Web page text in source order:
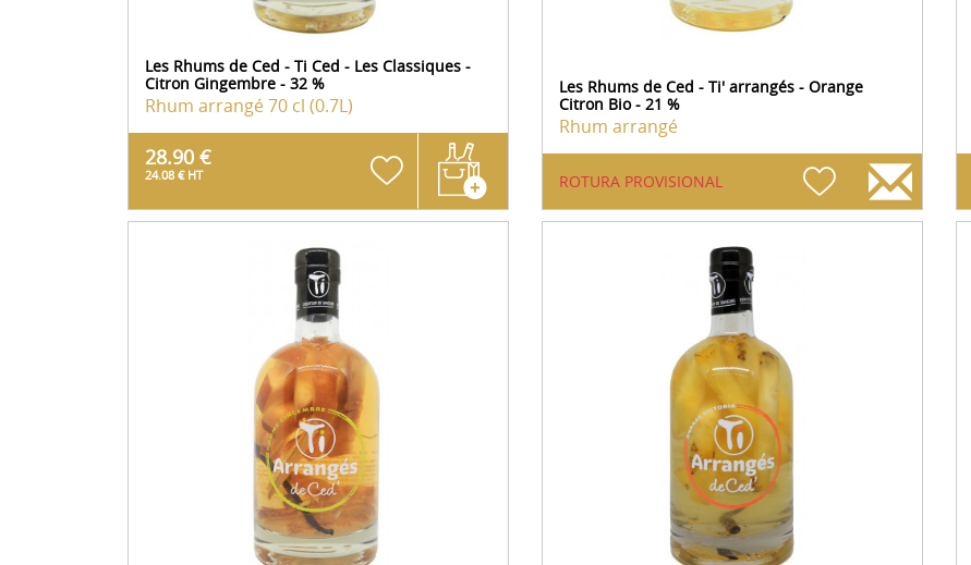
Les Rhums de Ced - Ti Ced - Les Classiques -
Citron Gingembre - 32 %
Rhum arrangé70 cl (0.7L)
28.90 €
24.08 € HT
Les Rhums de Ced - Ti' arrangés - Orange
Citron Bio - 21 %
Rhum arrangé
ROTURA PROVISIONAL